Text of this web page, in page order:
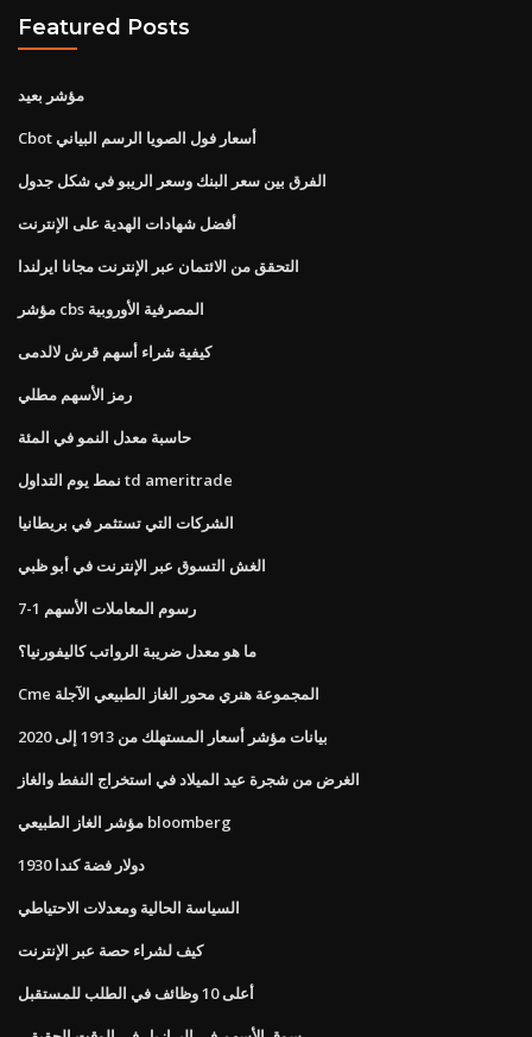
Featured Posts
مؤشر بعيد
Cbot أسعار فول الصويا الرسم البياني
الفرق بين سعر البنك وسعر الريبو في شكل جدول
أفضل شهادات الهدية على الإنترنت
التحقق من الائتمان عبر الإنترنت مجانا ايرلندا
مؤشر cbs المصرفية الأوروبية
كيفية شراء أسهم قرش لالدمى
رمز الأسهم مطلي
حاسبة معدل النمو في المئة
نمط يوم التداول td ameritrade
الشركات التي تستثمر في بريطانيا
الغش التسوق عبر الإنترنت في أبو ظبي
رسوم المعاملات الأسهم 1-7
ما هو معدل ضريبة الرواتب كاليفورنيا؟
Cme المجموعة هنري محور الغاز الطبيعي الآجلة
بيانات مؤشر أسعار المستهلك من 1913 إلى 2020
الغرض من شجرة عيد الميلاد في استخراج النفط والغاز
مؤشر الغاز الطبيعي bloomberg
1930 دولار فضة كندا
السياسة الحالية ومعدلات الاحتياطي
كيف لشراء حصة عبر الإنترنت
أعلى 10 وظائف في الطلب للمستقبل